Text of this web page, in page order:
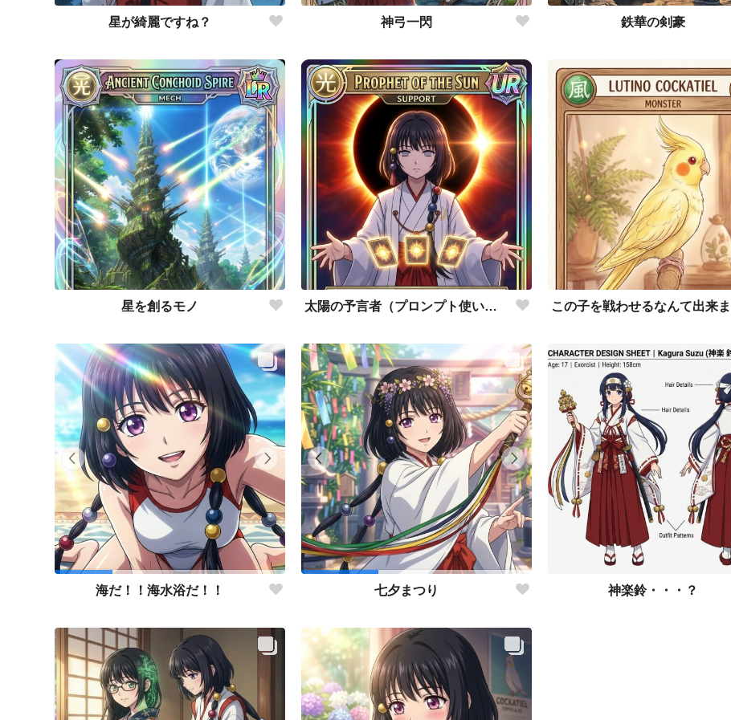
星が綺麗ですね？ 神弓一閃 鉄華の剣豪
星を創るモノ 太陽の予言者（プロンプト使い方あってるんだろうか？）
海だ！！海水浴だ！！ 七夕まつり 神楽鈴・・・？